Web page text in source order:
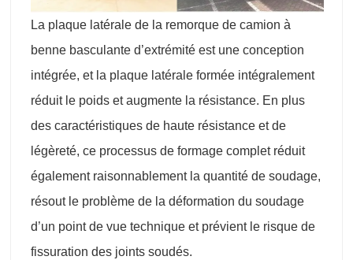
La plaque latérale de la remorque de camion à
benne basculante d’extrémité est une conception
intégrée, et la plaque latérale formée intégralement
réduit le poids et augmente la résistance. En plus
des caractéristiques de haute résistance et de
légèreté, ce processus de formage complet réduit
également raisonnablement la quantité de soudage,
résout le problème de la déformation du soudage
d’un point de vue technique et prévient le risque de
fissuration des joints soudés.